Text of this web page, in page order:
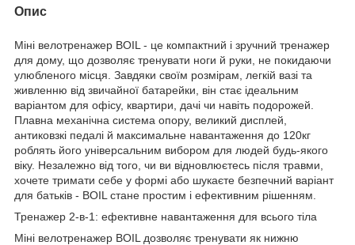
Опис
Міні велотренажер BOIL - це компактний і зручний тренажер
для дому, що дозволяє тренувати ноги й руки, не покидаючи
улюбленого місця. Завдяки своїм розмірам, легкій вазі та
живленню від звичайної батарейки, він стає ідеальним
варіантом для офісу, квартири, дачі чи навіть подорожей.
Плавна механічна система опору, великий дисплей,
антиковзкі педалі й максимальне навантаження до 120кг
роблять його універсальним вибором для людей будь-якого
віку. Незалежно від того, чи ви відновлюєтесь після травми,
хочете тримати себе у формі або шукаєте безпечний варіант
для батьків - BOIL стане простим і ефективним рішенням.
Тренажер 2-в-1: ефективне навантаження для всього тіла
Міні велотренажер BOIL дозволяє тренувати як нижню